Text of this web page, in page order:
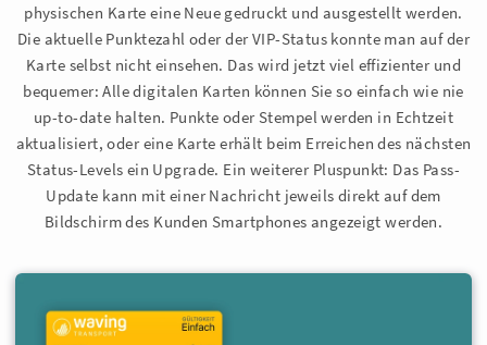
physischen Karte eine Neue gedruckt und ausgestellt werden.
Die aktuelle Punktezahl oder der VIP-Status konnte man auf der
Karte selbst nicht einsehen. Das wird jetzt viel effizienter und
bequemer: Alle digitalen Karten können Sie so einfach wie nie
up-to-date halten. Punkte oder Stempel werden in Echtzeit
aktualisiert, oder eine Karte erhält beim Erreichen des nächsten
Status-Levels ein Upgrade. Ein weiterer Pluspunkt: Das Pass-
Update kann mit einer Nachricht jeweils direkt auf dem
Bildschirm des Kunden Smartphones angezeigt werden.